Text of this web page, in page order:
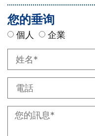
您的垂询
個人 企業